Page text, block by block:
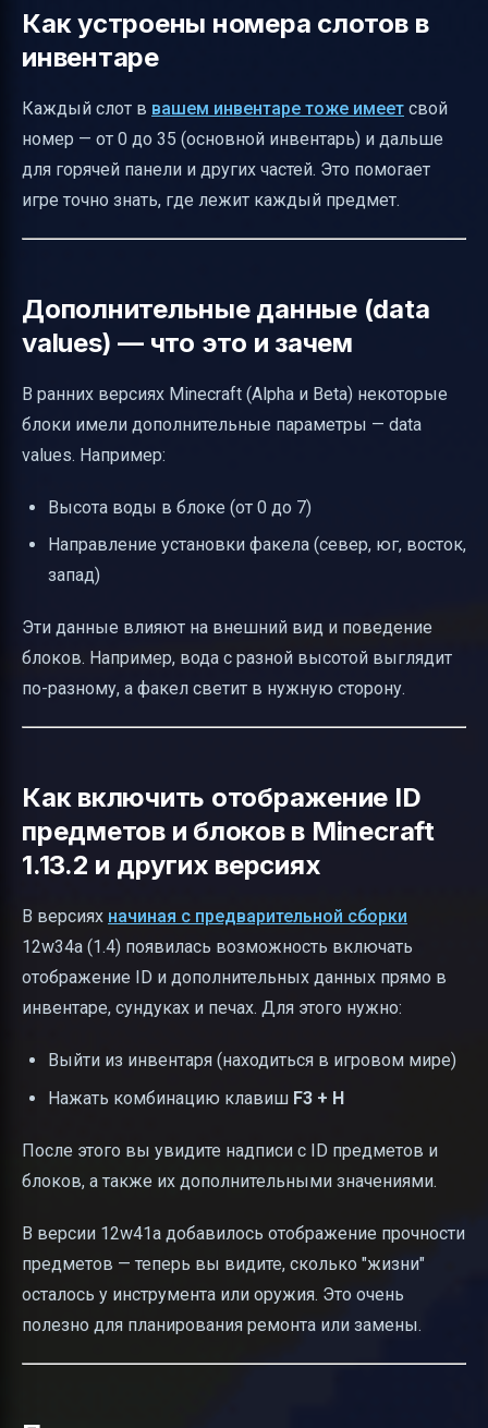
Как устроены номера слотов в
инвентаре
Каждый слот в вашем инвентаре тоже имеет свой
номер — от 0 до 35 (основной инвентарь) и дальше
для горячей панели и других частей. Это помогает
игре точно знать, где лежит каждый предмет.
Дополнительные данные (data
values) — что это и зачем
В ранних версиях Minecraft (Alpha и Beta) некоторые
блоки имели дополнительные параметры — data
values. Например:
Высота воды в блоке (от 0 до 7)
Направление установки факела (север, юг, восток,
запад)
Эти данные влияют на внешний вид и поведение
блоков. Например, вода с разной высотой выглядит
по-разному, а факел светит в нужную сторону.
Как включить отображение ID
предметов и блоков в Minecraft
1.13.2 и других версиях
В версиях начиная с предварительной сборки
12w34a (1.4) появилась возможность включать
отображение ID и дополнительных данных прямо в
инвентаре, сундуках и печах. Для этого нужно:
Выйти из инвентаря (находиться в игровом мире)
Нажать комбинацию клавиш F3 + H
После этого вы увидите надписи с ID предметов и
блоков, а также их дополнительными значениями.
В версии 12w41a добавилось отображение прочности
предметов — теперь вы видите, сколько "жизни"
осталось у инструмента или оружия. Это очень
полезно для планирования ремонта или замены.